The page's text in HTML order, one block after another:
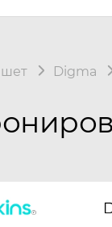
Digma